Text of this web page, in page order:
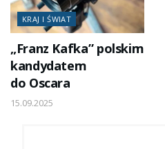
KRAJ I ŚWIAT
„Franz Kafka” polskim
kandydatem
do Oscara
15.09.2025